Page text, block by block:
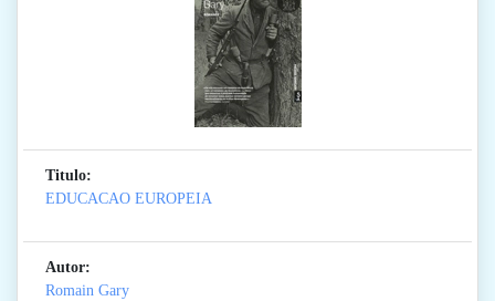
Titulo:
EDUCACAO EUROPEIA
Autor:
Romain Gary